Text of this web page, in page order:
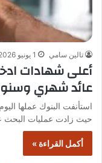
تالين سامي 1 يونيو 2026
عائد شهري
استأنفت البنوك عملها
حيث زادت عمليات
أكمل القراءة »